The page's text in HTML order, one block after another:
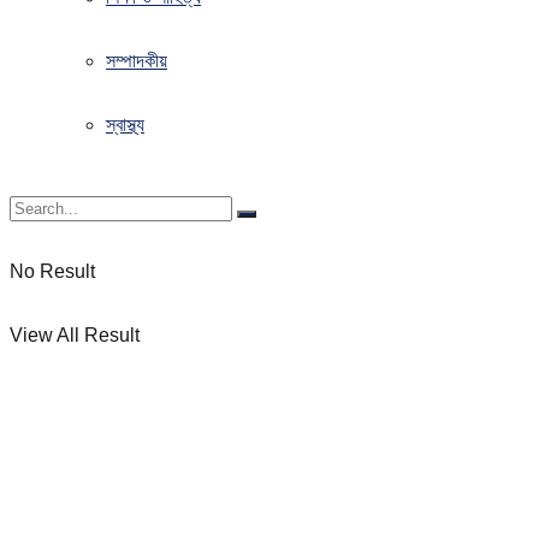
সম্পাদকীয়
স্বাস্থ্য
No Result
View All Result